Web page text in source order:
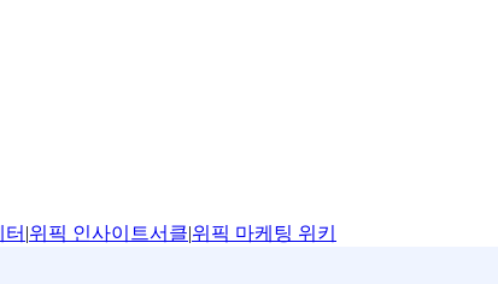
터 |위픽 인사이트서클|위픽 마케팅 위키